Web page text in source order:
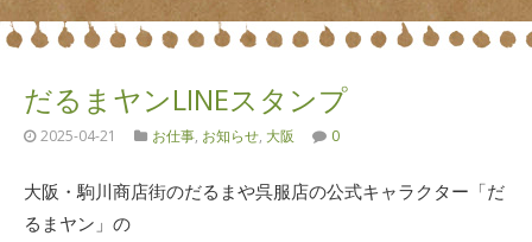
だるまヤンLINEスタンプ
2025-04-21 お仕事, お知らせ, 大阪 0
大阪・駒川商店街のだるまや呉服店の公式キャラクター「だ
るまヤン」の